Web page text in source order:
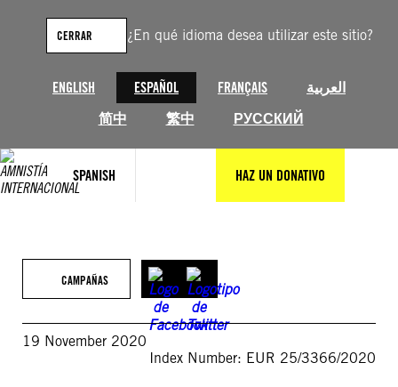
¿En qué idioma desea utilizar este sitio?
ENGLISH ESPAÑOL FRANÇAIS
العربية
简中
繁中 РУССКИЙ
CERRAR
SPANISH HAZ UN DONATIVO
contenido
CAMPAÑAS
19 November 2020
Index Number: EUR 25/3366/2020